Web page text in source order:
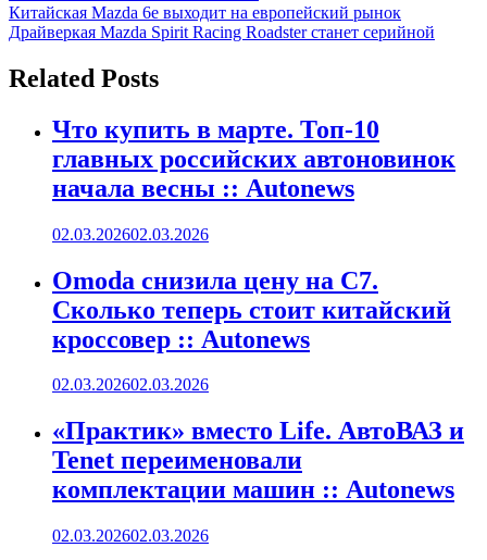
Навигация
по
записям
Китайская Mazda 6e выходит на европейский рынок
Драйверкая Mazda Spirit Racing Roadster станет серийной
Related Posts
Что купить в марте. Топ-10
главных российских автоновинок
начала весны :: Autonews
02.03.202602.03.2026
Omoda снизила цену на C7.
Сколько теперь стоит китайский
кроссовер :: Autonews
02.03.202602.03.2026
«Практик» вместо Life. АвтоВАЗ и
Tenet переименовали
комплектации машин :: Autonews
02.03.202602.03.2026